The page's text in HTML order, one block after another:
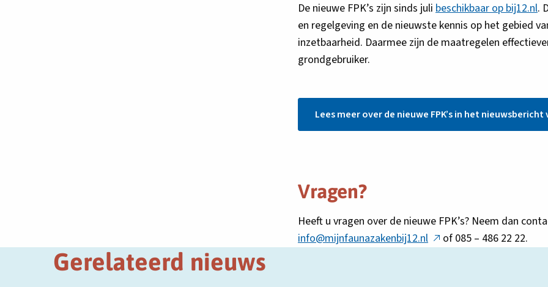
De nieuwe FPK’s zijn sinds juli beschikbaar op bij12.nl.
en regelgeving en de nieuwste kennis op het gebied
inzetbaarheid. Daarmee zijn de maatregelen
grondgebruiker.
Lees meer over de nieuwe FPK’s in het nieuwsbericht
Vragen?
Heeft u vragen over de nieuwe FPK’s? Neem dan
info@mijnfaunazakenbij12.nlDezeof 085 – 486 22 22.
Gerelateerd nieuws